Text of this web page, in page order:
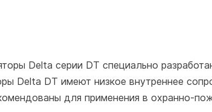
Delta серии DT специально
Delta DT имеют низкое внутреннее
для применения в охранно-